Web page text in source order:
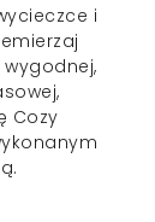
i
Cozy